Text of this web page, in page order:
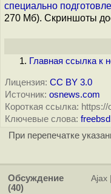
специально
270 Мб). Скриншоты
Главная ссылка к
Лицензия: CC BY 3.0
Источник: osnews.com
Короткая ссылка:
Ключевые слова: freebsd
При перепечатке
Обсуждение
(40)
Ajax